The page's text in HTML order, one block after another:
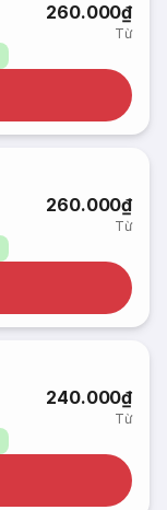
260.000₫
Từ
260.000₫
Từ
240.000₫
Từ